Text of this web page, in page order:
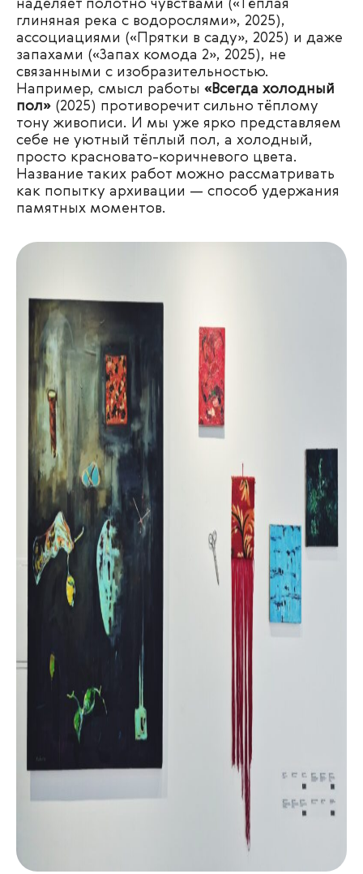
наделяет полотно чувствами («Тёплая
глиняная река с водорослями», 2025),
ассоциациями («Прятки в саду», 2025) и даже
запахами («Запах комода 2», 2025), не
связанными с изобразительностью.
Например, смысл работы «Всегда холодный
пол» (2025) противоречит сильно тёплому
тону живописи. И мы уже ярко представляем
себе не уютный тёплый пол, а холодный,
просто красновато-коричневого цвета.
Название таких работ можно рассматривать
как попытку архивации — способ удержания
памятных моментов.